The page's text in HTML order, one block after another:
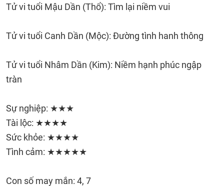
Tử vi tuổi Mậu Dần (Thổ): Tìm lại niềm vui
Tử vi tuổi Canh Dần (Mộc): Đường tình hanh thông
Tử vi tuổi Nhâm Dần (Kim): Niềm hạnh phúc ngập
tràn
Sự nghiệp: ★★★
Tài lộc: ★★★★
Sức khỏe: ★★★★
Tình cảm: ★★★★★
Con số may mắn: 4, 7